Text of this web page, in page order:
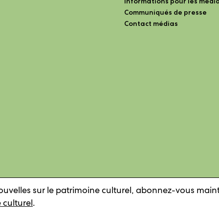
Communiqués de presse
Contact médias
sur le patrimoine culturel, abonnez-vous
culturel.